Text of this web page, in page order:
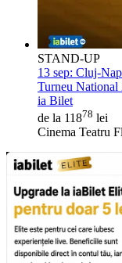
STAND-UP
13 sep: Cluj-
Turneu National
ia Bilet
de la 11878 lei
Cinema Teatru